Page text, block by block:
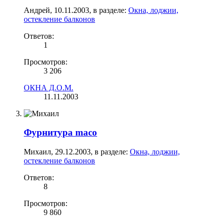
Андрей, 10.11.2003, в разделе: Окна, лоджии,
остекление балконов
Ответов:
1
Просмотров:
3 206
ОКНА Д.О.М.
11.11.2003
Фурнитура maco
Михаил, 29.12.2003, в разделе: Окна, лоджии,
остекление балконов
Ответов:
8
Просмотров:
9 860